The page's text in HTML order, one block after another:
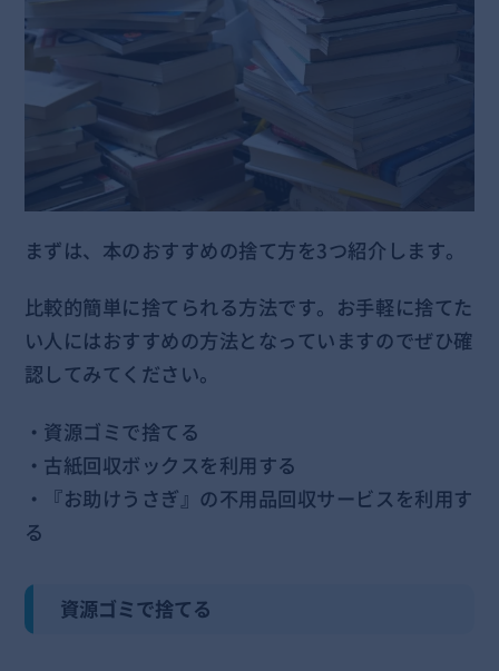
まずは、本のおすすめの捨て方を3つ紹介します。
比較的簡単に捨てられる方法です。お手軽に捨てた
い人にはおすすめの方法となっていますのでぜひ確
認してみてください。
・資源ゴミで捨てる
・古紙回収ボックスを利用する
・『お助けうさぎ』の不用品回収サービスを利用す
る
資源ゴミで捨てる